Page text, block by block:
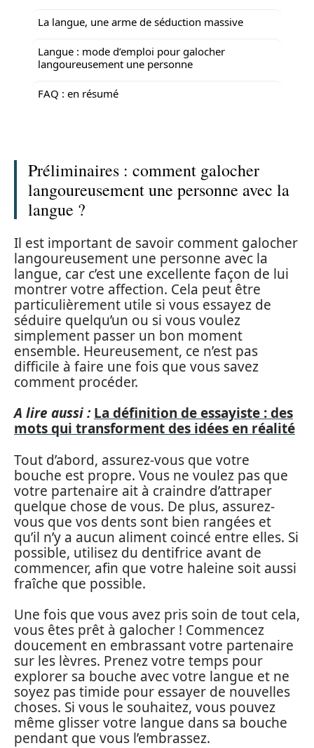
La langue, une arme de séduction massive
Langue : mode d’emploi pour galocher
langoureusement une personne
FAQ : en résumé
Préliminaires : comment galocher
langoureusement une personne avec la
langue ?
Il est important de savoir comment galocher
langoureusement une personne avec la
langue, car c’est une excellente façon de lui
montrer votre affection. Cela peut être
particulièrement utile si vous essayez de
séduire quelqu’un ou si vous voulez
simplement passer un bon moment
ensemble. Heureusement, ce n’est pas
difficile à faire une fois que vous savez
comment procéder.
A lire aussi : La définition de essayiste : des
mots qui transforment des idées en réalité
Tout d’abord, assurez-vous que votre
bouche est propre. Vous ne voulez pas que
votre partenaire ait à craindre d’attraper
quelque chose de vous. De plus, assurez-
vous que vos dents sont bien rangées et
qu’il n’y a aucun aliment coincé entre elles. Si
possible, utilisez du dentifrice avant de
commencer, afin que votre haleine soit aussi
fraîche que possible.
Une fois que vous avez pris soin de tout cela,
vous êtes prêt à galocher ! Commencez
doucement en embrassant votre partenaire
sur les lèvres. Prenez votre temps pour
explorer sa bouche avec votre langue et ne
soyez pas timide pour essayer de nouvelles
choses. Si vous le souhaitez, vous pouvez
même glisser votre langue dans sa bouche
pendant que vous l’embrassez.